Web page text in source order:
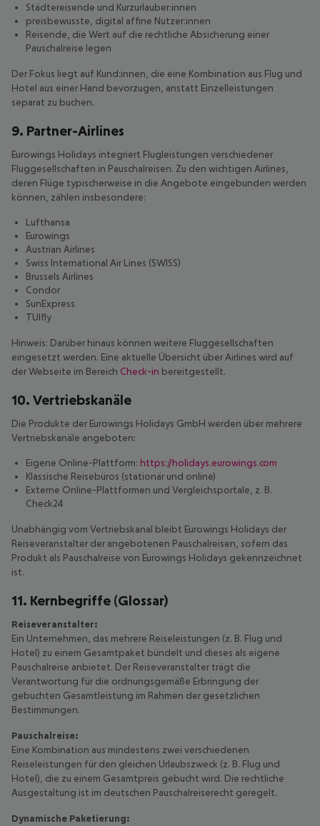
Städtereisende und Kurzurlauber:innen
preisbewusste, digital affine Nutzer:innen
Reisende, die Wert auf die rechtliche Absicherung einer
Pauschalreise legen
Der Fokus liegt auf Kund:innen, die eine Kombination aus Flug und
Hotel aus einer Hand bevorzugen, anstatt Einzelleistungen
separat zu buchen.
9. Partner-Airlines
Eurowings Holidays integriert Flugleistungen verschiedener
Fluggesellschaften in Pauschalreisen. Zu den wichtigen Airlines,
deren Flüge typischerweise in die Angebote eingebunden werden
können, zählen insbesondere:
Lufthansa
Eurowings
Austrian Airlines
Swiss International Air Lines (SWISS)
Brussels Airlines
Condor
SunExpress
TUIfly
Hinweis: Darüber hinaus können weitere Fluggesellschaften
eingesetzt werden. Eine aktuelle Übersicht über Airlines wird auf
der Webseite im Bereich Check-in bereitgestellt.
10. Vertriebskanäle
Die Produkte der Eurowings Holidays GmbH werden über mehrere
Vertriebskanäle angeboten:
Eigene Online-Plattform: https://holidays.eurowings.com
Klassische Reisebüros (stationär und online)
Externe Online-Plattformen und Vergleichsportale, z. B.
Check24
Unabhängig vom Vertriebskanal bleibt Eurowings Holidays der
Reiseveranstalter der angebotenen Pauschalreisen, sofern das
Produkt als Pauschalreise von Eurowings Holidays gekennzeichnet
ist.
11. Kernbegriffe (Glossar)
Reiseveranstalter:
Ein Unternehmen, das mehrere Reiseleistungen (z. B. Flug und
Hotel) zu einem Gesamtpaket bündelt und dieses als eigene
Pauschalreise anbietet. Der Reiseveranstalter trägt die
Verantwortung für die ordnungsgemäße Erbringung der
gebuchten Gesamtleistung im Rahmen der gesetzlichen
Bestimmungen.
Pauschalreise:
Eine Kombination aus mindestens zwei verschiedenen
Reiseleistungen für den gleichen Urlaubszweck (z. B. Flug und
Hotel), die zu einem Gesamtpreis gebucht wird. Die rechtliche
Ausgestaltung ist im deutschen Pauschalreiserecht geregelt.
Dynamische Paketierung: